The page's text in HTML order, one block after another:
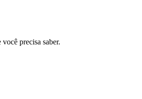
precisa saber.